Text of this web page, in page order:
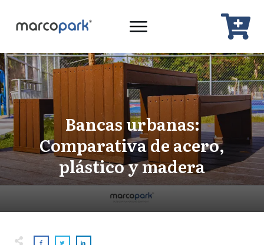
Bancas urbanas:
Comparativa de acero,
plástico y madera